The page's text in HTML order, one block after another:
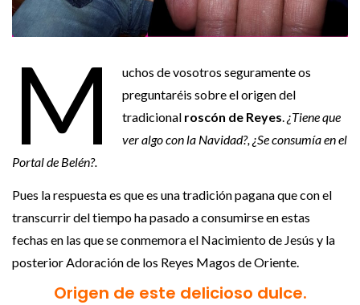
M
uchos de vosotros seguramente os
preguntaréis sobre el origen del
tradicional roscón de Reyes.¿Tiene que
ver algo con la Navidad?, ¿Se consumía en el
Portal de Belén?.
Pues la respuesta es que es una tradición pagana que con el
transcurrir del tiempo ha pasado a consumirse en estas
fechas en las que se conmemora el Nacimiento de Jesús y la
posterior Adoración de los Reyes Magos de Oriente.
Origen de este delicioso dulce.